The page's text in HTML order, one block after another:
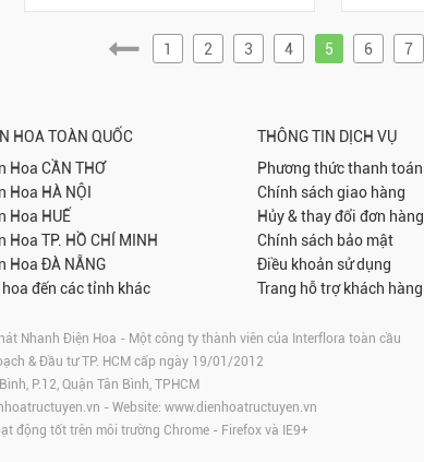
1 2 3 4 5 6 7
HOA TOÀN QUỐC
Hoa CẦN THƠ
Hoa HÀ NỘI
Hoa HUẾ
Hoa TP. HỒ CHÍ MINH
Hoa ĐÀ NẴNG
hoa đến các tỉnh khác
THÔNG TIN DỊCH VỤ
Phương thức thanh toán
Chính sách giao hàng
Hủy & thay đổi đơn hàng
Chính sách bảo mật
Điều khoản sử dụng
Trang hỗ trợ khách hàng
Nhanh Điện Hoa - Một công ty thành viên của Interflora toàn cầu
& Đầu tư TP. HCM cấp ngày 19/01/2012
P.12, Quận Tân Bình, TPHCM
- Website: www.dienhoatructuyen.vn
động tốt trên môi trường Chrome - Firefox và IE9+